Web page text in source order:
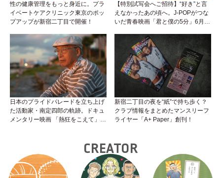
性の健康管理をもっと身近に。プラ
イベートケアクリニック東京のポッ
プアップが新宿二丁目で開催！
【特別試写会へご招待】“好き”と言
えなかったあの頃へ。J-POPがつな
いだ青春映画「君と僕の5分」6月5
日本のプライドパレードを立ち上げ
た活動家・南定四郎の軌跡。ドキュ
メンタリー映画 「熱狂をこえて」公
新宿二丁目の夜を“紙”で持ち歩く？
クラブ情報をまとめたマンスリーフ
ライヤー「A+ Paper」創刊！
CREATOR